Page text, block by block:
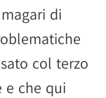
di
col terzo
e che qui